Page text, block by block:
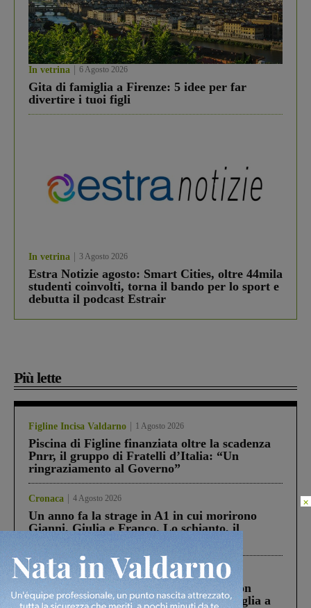
In vetrina 6 Agosto 2026
Gita di famiglia a Firenze: 5 idee per far
divertire i tuoi figli
In vetrina 3 Agosto 2026
Estra Notizie agosto: Smart Cities, oltre 44mila
studenti coinvolti, torna il bando per lo sport e
debutta il podcast Estrair
Più lette
Figline Incisa Valdarno 1 Agosto 2026
Piscina di Figline finanziata oltre la scadenza
Pnrr, il gruppo di Fratelli d’Italia: “Un
ringraziamento al Governo”
Cronaca 4 Agosto 2026
Un anno fa la strage in A1 in cui morirono
Gianni, Giulia e Franco. Lo schianto, il
Cronaca 3 Agosto 2026
Scomparso da una struttura di Castiglion
Fiorentino l’uomo che aveva ucciso la figlia a
×